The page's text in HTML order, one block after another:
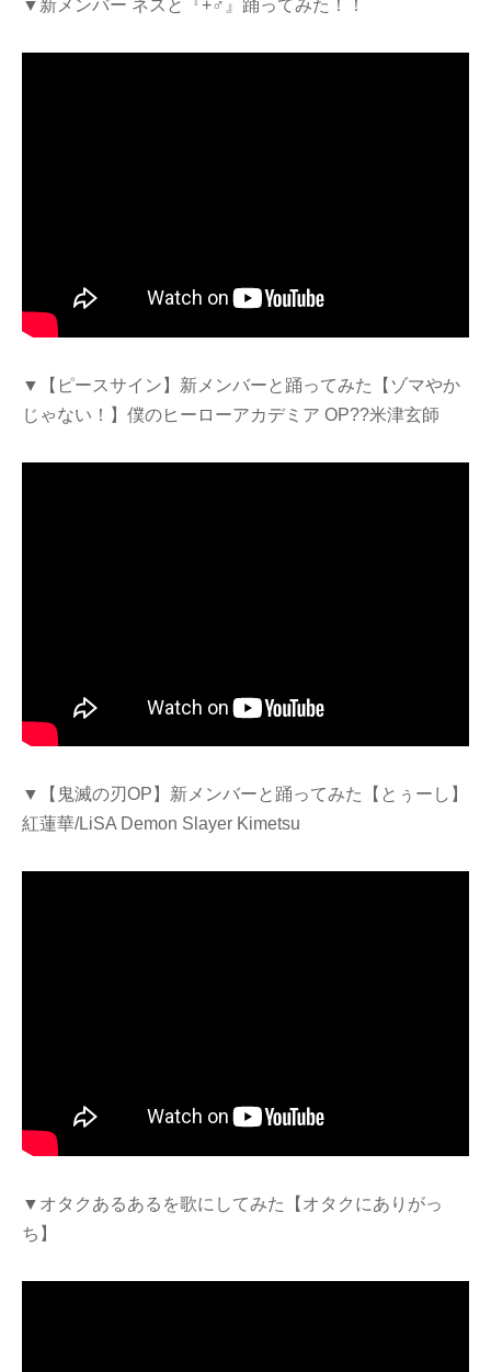
▼新メンバー ネスと『+♂ 』踊ってみた！！
▼【ピースサイン】新メンバーと踊ってみた【ゾマやか
じゃない！】僕のヒーローアカデミア OP??米津玄師
▼【鬼滅の刃OP】新メンバーと踊ってみた【とぅーし】
紅蓮華/LiSA Demon Slayer Kimetsu
▼オタクあるあるを歌にしてみた【オタクにありがっ
ち】